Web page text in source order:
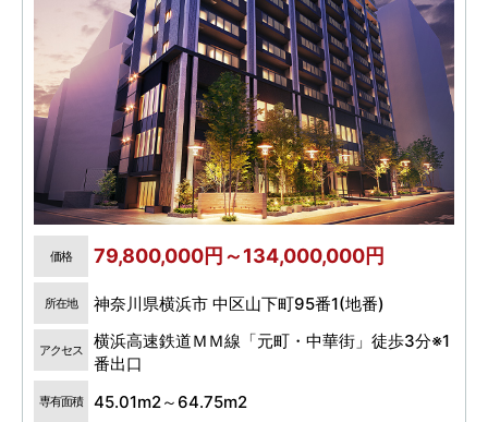
価格 79,800,000円～134,000,000円
所在地 神奈川県横浜市 中区山下町95番1(地番)
アクセス
横浜高速鉄道ＭＭ線「元町・中華街」徒歩3分※1
番出口
専有面積 45.01m2～64.75m2